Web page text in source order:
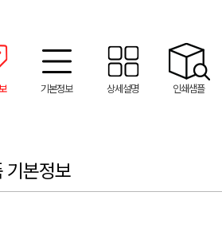
기본정보 상세설명 인쇄샘플
기본정보